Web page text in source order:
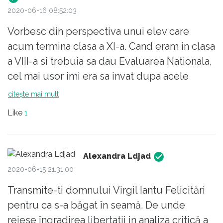
2020-06-16 08:52:03
Vorbesc din perspectiva unui elev care
acum termina clasa a XI-a. Cand eram in clasa
a VIII-a si trebuia sa dau Evaluarea Nationala,
cel mai usor imi era sa invat dupa acele
"modele" sau "schite" de eseuri. Stiam unde
stare sa scriu un intreg comentariu de una
singura, fara acel tipar. Acel tipar ma ajuta,
imi explica teoria despre un anumit stil
romana, si am intrat la liceu. Iar aici chiar am
inceput sa avem discutii libere despre
citește mai mult
Like 1
Alexandra Ldjad
2020-06-15 21:31:00
Transmite-ti domnului Virgil Iantu Felicitări
pentru ca s-a băgat în seamă. De unde
reiese îngradirea libertatii in analiza critică a